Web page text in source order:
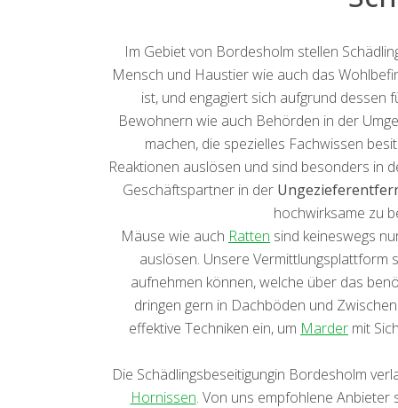
Im Gebiet von Bordesholm stellen
Mensch und Haustier wie auch das
ist, und engagiert sich aufgrund dessen
Bewohnern wie auch Behörden in der
machen, die spezielles Fachwissen
Reaktionen auslösen und sind besonders in
Geschäftspartner in der
hochwirksame zu
Mäuse wie auch Ratten sind keineswegs
auslösen. Unsere Vermittlungsplattform
aufnehmen können, welche über das
dringen gern in Dachböden und
effektive Techniken ein, um Marder mit
Die Schädlingsbeseitigungin Bordesholm
Hornissen. Von uns empfohlene Anbieter